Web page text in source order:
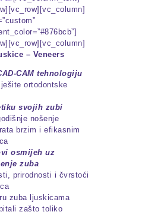
– Veneers
CAM tehnologiju
ortodontske
svojih zubi
nošenje
brzim i efikasnim
osmijeh uz
zuba
prirodnosti i čvrstoći
zuba ljuskicama
zašto toliko